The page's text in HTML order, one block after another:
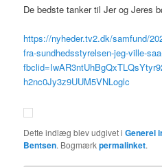
De bedste tanker til Jer og Jeres
https://nyheder.tv2.dk/samfund/
fra-sundhedsstyrelsen-jeg-ville-
h2nc0Jy3z9UUM5VNLoglc
Dette indlæg blev udgivet iGenerel
Bentsen. Bogmærkpermalinket.